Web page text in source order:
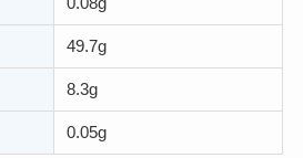
49.7g
8.3g
0.05g